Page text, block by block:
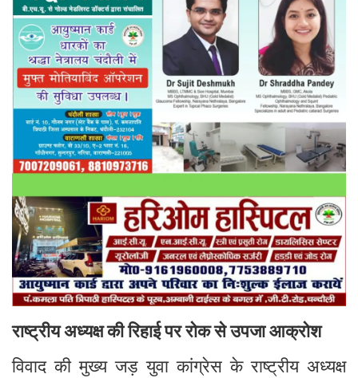
राष्ट्रीय अध्यक्ष की रिहाई पर रोक से उपजा आक्रोश
विवाद की मुख्य जड़ युवा कांग्रेस के राष्ट्रीय अध्यक्ष